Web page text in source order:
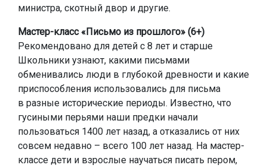
министра, скотный двор и другие.
Мастер-класс «Письмо из прошлого» (6+)
Рекомендовано для детей с 8 лет и старше
Школьники узнают, какими письмами
обменивались люди в глубокой древности и какие
приспособления использовались для письма
в разные исторические периоды. Известно, что
гусиными перьями наши предки начали
пользоваться 1400 лет назад, а отказались от них
совсем недавно – всего 100 лет назад. На мастер-
классе дети и взрослые научаться писать пером,